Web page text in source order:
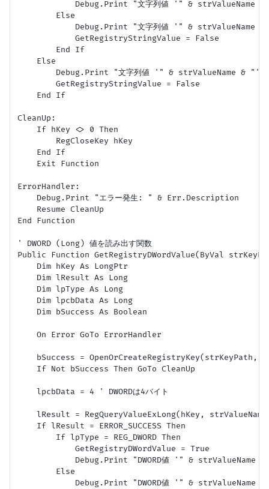
Debug.Print "文字列値 '" & strValueName &
        Else
Debug.Print "文字列値 '" & strValueName &
            GetRegistryStringValue = False
        End If
    Else
Debug.Print "文字列値 '" & strValueName & "'
        GetRegistryStringValue = False
    End If
CleanUp:
    If hKey <> 0 Then
        RegCloseKey hKey
    End If
    Exit Function
ErrorHandler:
    Debug.Print "エラー発生: " & Err.Description
    Resume CleanUp
End Function
' DWORD (Long) 値を読み出す関数
Public Function GetRegistryDWordValue(ByVal
    Dim hKey As LongPtr
    Dim lResult As Long
    Dim lpType As Long
    Dim lpcbData As Long
    Dim bSuccess As Boolean
    On Error GoTo ErrorHandler
bSuccess = OpenOrCreateRegistryKey(strKeyPath,
    If Not bSuccess Then GoTo CleanUp
    lpcbData = 4 ' DWORDは4バイト
lResult = RegQueryValueExLong(hKey,
    If lResult = ERROR_SUCCESS Then
        If lpType = REG_DWORD Then
            GetRegistryDWordValue = True
Debug.Print "DWORD値 '" & strValueName &
        Else
Debug.Print "DWORD値 '" & strValueName &